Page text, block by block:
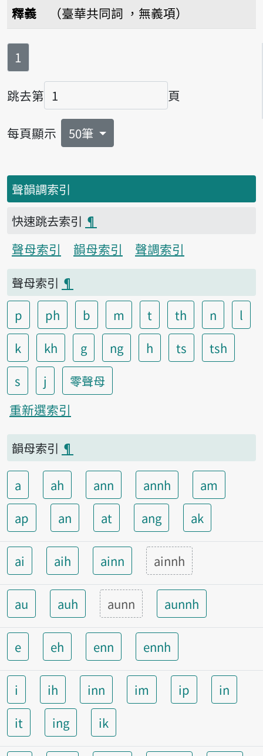
釋義 （臺華共同詞 ，無義項）
第
1
跳去第
頁碼
頁
每頁顯示 50筆
聲韻調索引
快速跳去索引 ¶
聲母索引
韻母索引
聲調索引
聲母索引 ¶
p
ph b m t th n
l
k
kh g ng h ts
tsh
s
j
零聲母
重新選索引
韻母索引 ¶
a ah ann annh
am
ap
an at ang ak
ai aih ainn ainnh
au auh aunn aunnh
e eh enn ennh
i ih inn im ip
in
it
ing ik